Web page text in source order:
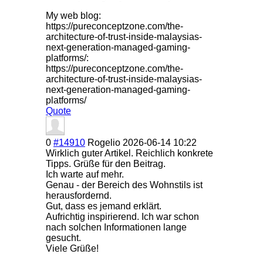
My web blog:
https://pureconceptzone.com/the-
architecture-of-trust-inside-malaysias-
next-generation-managed-gaming-
platforms/:
https://pureconceptzone.com/the-
architecture-of-trust-inside-malaysias-
next-generation-managed-gaming-
platforms/
Quote
0 #14910 Rogelio 2026-06-14 10:22
Wirklich guter Artikel. Reichlich konkrete
Tipps. Grüße für den Beitrag.
Ich warte auf mehr.
Genau - der Bereich des Wohnstils ist
herausfordernd.
Gut, dass es jemand erklärt.
Aufrichtig inspirierend. Ich war schon
nach solchen Informationen lange
gesucht.
Viele Grüße!